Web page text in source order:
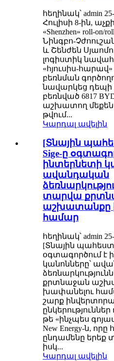
հեղինակ՝ admin 25-
Հուլիսի 8-ին,
«Shenzhen» roll-on/
Նինգբո-
և Շենժեն
լոգիստիկ
«հյուսիս-
բեռնման
նավարկեց դեպի
բեռնված 6817
աշխատող
թվում...
Կարդալ ավելին
[Տնային
Sige-ը
ինտերնետի
ավանդական
տարվա
աշխատանքը
համար
հեղինակ՝ admin
[Տնային
օգտագործում է
կանոնները՝
քրտնաջան
խափանելու
շարք
թե «ինչպես
New Energy-ն, որը
ընդամենը երեք
իսկ...
Կարդալ ավելին